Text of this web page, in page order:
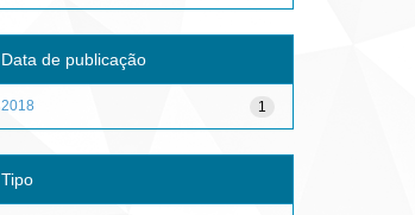
Data de publicação
1
2018
Tipo